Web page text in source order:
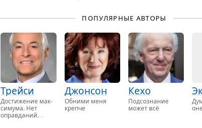
ПОПУЛЯРНЫЕ АВТОРЫ
Трейси
До­сти­же­ние мак­
си­му­ма. Нет
оправ­да­ний.
Джонсон
Об­ни­ми меня
креп­че
Кехо
Под­со­зна­ние
может всё